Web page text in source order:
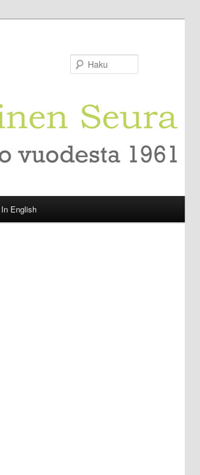
In English